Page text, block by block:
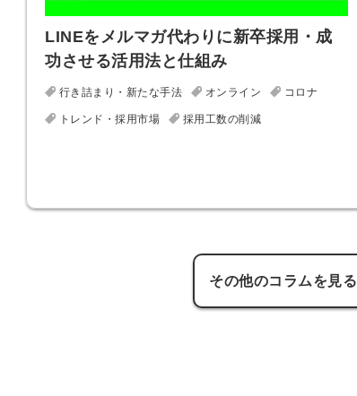
LINEをメルマガ代わりに新卒採用・成
功させる活用法と仕組み
行き詰まり・新たな手法 オンライン コロナ
トレンド・採用市場 採用工数の削減
その他のコラムを見る
することはありませ
「自社の採用をよ
り良くしたい！」
という経営者や採
用担当者様のお役
に立てる情報を発